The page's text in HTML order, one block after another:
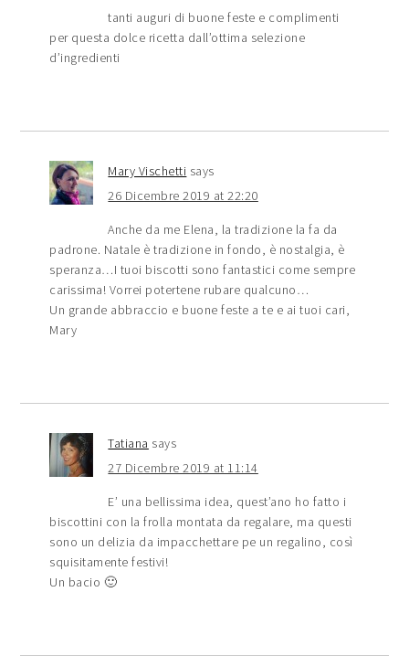
tanti auguri di buone feste e complimenti
per questa dolce ricetta dall’ottima selezione
d’ingredienti
Mary Vischetti says
26 Dicembre 2019 at 22:20
Anche da me Elena, la tradizione la fa da
padrone. Natale è tradizione in fondo, è nostalgia, è
speranza…I tuoi biscotti sono fantastici come sempre
carissima! Vorrei potertene rubare qualcuno…
Un grande abbraccio e buone feste a te e ai tuoi cari,
Mary
Tatiana says
27 Dicembre 2019 at 11:14
E’ una bellissima idea, quest’ano ho fatto i
biscottini con la frolla montata da regalare, ma questi
sono un delizia da impacchettare pe un regalino, così
squisitamente festivi!
Un bacio 🙂